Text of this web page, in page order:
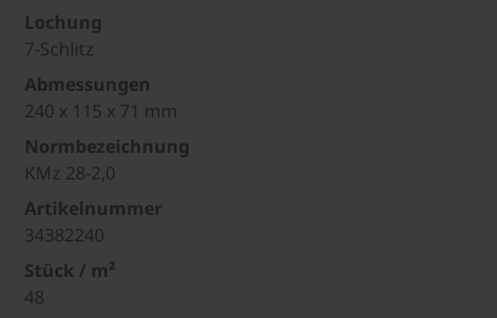
Lochung
7-Schlitz
Abmessungen
240 x 115 x 71 mm
Normbezeichnung
KMz 28-2,0
Artikelnummer
34382240
Stück / m²
48